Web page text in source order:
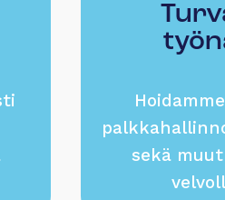
sekä